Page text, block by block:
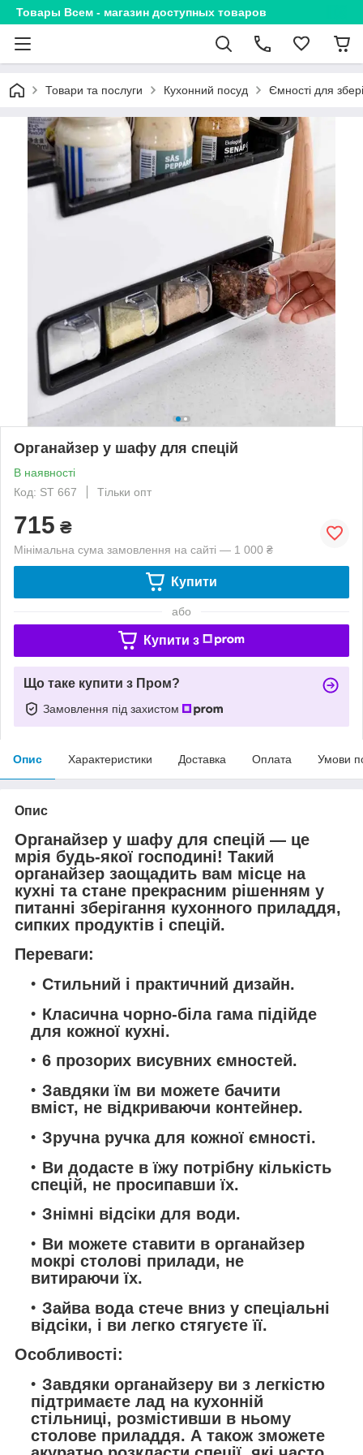
Товары Всем - магазин доступных товаров
Товари та послуги Кухонний посуд Ємності для
Органайзер у шафу для спецій
В наявності
Код: ST 667
Тільки опт
715 ₴
Мінімальна сума замовлення на сайті — 1 000 ₴
Купити
або
Купити з
Що таке купити з Пром?
Замовлення під захистом
Опис Характеристики Доставка Оплата Умови
Опис
Органайзер у шафу для спецій — це
мрія будь-якої господині! Такий
органайзер заощадить вам місце на
кухні та стане прекрасним рішенням у
питанні зберігання кухонного приладдя,
сипких продуктів і спецій.
Переваги:
Стильний і практичний дизайн.
Класична чорно-біла гама підійде
для кожної кухні.
6 прозорих висувних ємностей.
Завдяки їм ви можете бачити
вміст, не відкриваючи контейнер.
Зручна ручка для кожної ємності.
Ви додасте в їжу потрібну кількість
спецій, не просипавши їх.
Знімні відсіки для води.
Ви можете ставити в органайзер
мокрі столові прилади, не
витираючи їх.
Зайва вода стече вниз у спеціальні
відсіки, і ви легко стягуєте її.
Особливості:
Завдяки органайзеру ви з легкістю
підтримаєте лад на кухонній
стільниці, розмістивши в ньому
столове приладдя. А також зможете